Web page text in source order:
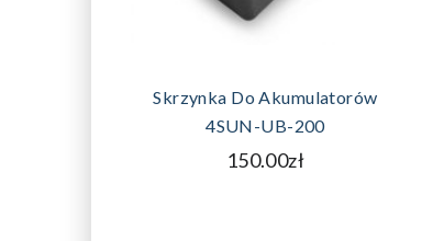
Skrzynka Do Akumulatorów
4SUN-UB-200
150.00zł